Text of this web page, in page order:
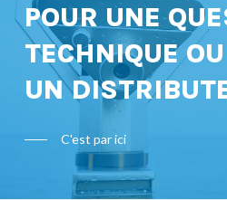
POUR UNE
TECHNIQUE
UN
C'est par ici